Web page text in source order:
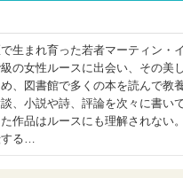
生まれ育った若者マーティン・イ
の女性ルースに出会い、その美
、図書館で多くの本を読んで教
、小説や詩、評論を次々に書い
作品はルースにも理解されない
する…